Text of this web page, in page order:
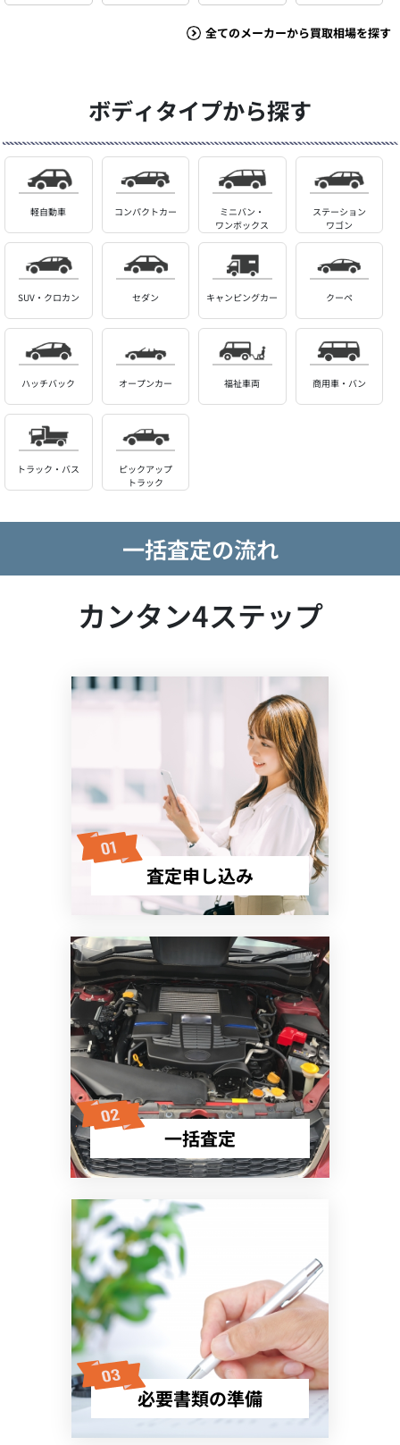
全てのメーカーから買取相場を探す
ボディタイプから探す
軽自動車 コンパクトカー
ミニバン・
ワンボックス
ステーション
ワゴン
SUV・クロカン セダン キャンピングカー クーペ
ハッチバック オープンカー 福祉車両 商用車・バン
トラック・バス
ピックアップ
トラック
一括査定の流れ
カンタン4ステップ
査定申し込み
一括査定
必要書類の準備